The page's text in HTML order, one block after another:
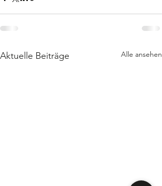
Aktuelle Beiträge Alle ansehen